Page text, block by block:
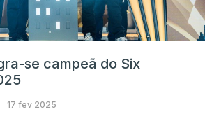
se campeã do Six
17 fev 2025